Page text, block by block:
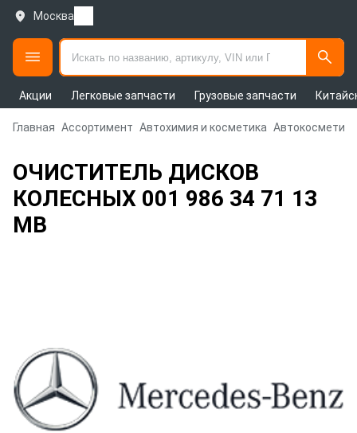
Москва
Акции Легковые запчасти Грузовые запчасти
Главная Ассортимент Автохимия и косметика Автокосметика
ОЧИСТИТЕЛЬ ДИСКОВ
КОЛЕСНЫХ 001 986 34 71 13
MB